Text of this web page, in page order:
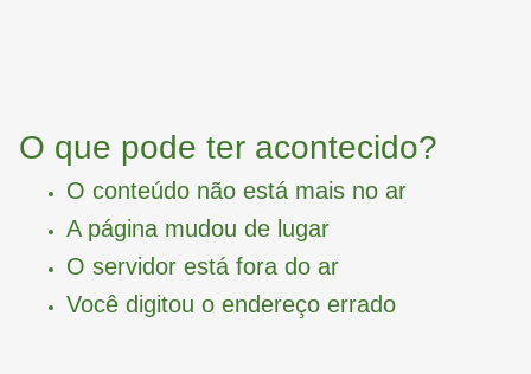
O que pode ter acontecido?
O conteúdo não está mais no ar
A página mudou de lugar
O servidor está fora do ar
Você digitou o endereço errado